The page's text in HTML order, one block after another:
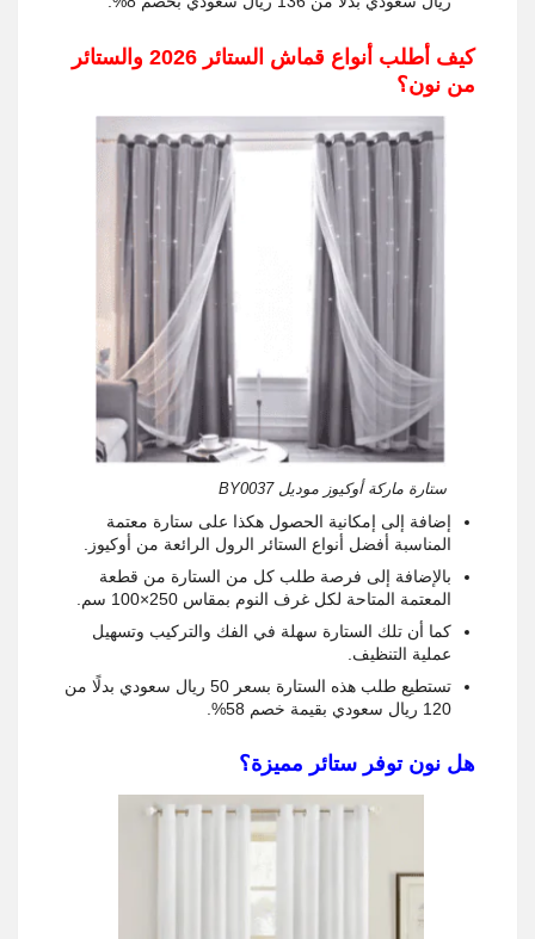
كيف أطلب أنواع قماش الستائر 2026 والستائر
من نون؟
ستارة ماركة أوكيوز موديل BY0037
إضافة إلى إمكانية الحصول هكذا على ستارة معتمة
المناسبة أفضل أنواع الستائر الرول الرائعة من أوكيوز.
بالإضافة إلى فرصة طلب كل من الستارة من قطعة
المعتمة المتاحة لكل غرف النوم بمقاس 250×100 سم.
كما أن تلك الستارة سهلة في الفك والتركيب وتسهيل
عملية التنظيف.
تستطيع طلب هذه الستارة بسعر 50 ريال سعودي بدلًا من
120 ريال سعودي بقيمة خصم 58%.
هل نون توفر ستائر مميزة؟